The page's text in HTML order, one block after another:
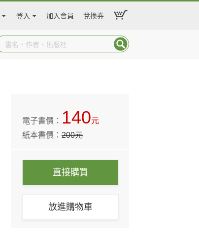
登入 加入會員 兌換券
電子書價： 140元
紙本書價：200元
直接購買
放進購物車